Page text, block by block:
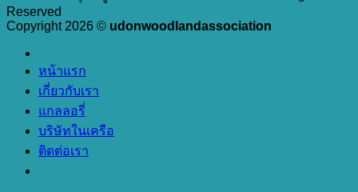
Reserved
Copyright 2026 © udonwoodlandassociation
หน้าแรก
เกี่ยวกับเรา
แกลลอรี่
บริษัทในเครือ
ติดต่อเรา